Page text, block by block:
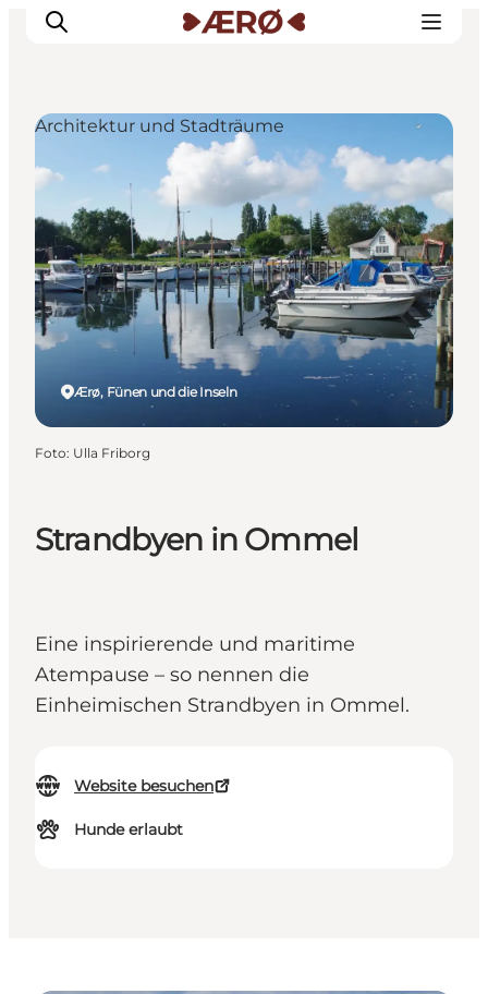
Unterkünfte
Essen
Erleben
Veranstaltungen
Reiseplanung
Strandbyen in Ommel
Eine inspirierende und maritime
Atempause – so nennen die
Einheimischen Strandbyen in Ommel.
Website besuchen
Hunde erlaubt
Ærø, Fünen und die Inseln
Architektur und Stadträume
Foto: Ulla Friborg